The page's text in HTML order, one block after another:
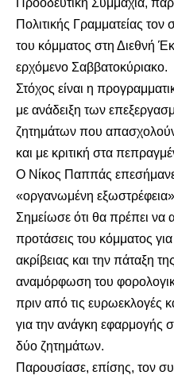
Προοδευτική Συμμαχία,
Πολιτικής Γραμματείας τον
του κόμματος στη Διεθνή
ερχόμενο Σαββατοκύριακο.
Στόχος είναι η
με ανάδειξη των
ζητημάτων που
και με κριτική στα
Ο Νίκος Παππάς επεσήμανε
«οργανωμένη
Σημείωσε ότι θα πρέπει να
προτάσεις του κόμματος
ακρίβειας και την πάταξη
αναμόρφωση του
πριν από τις ευρωεκλογές
για την ανάγκη εφαρμογής
δύο ζητημάτων.
Παρουσίασε, επίσης, τον